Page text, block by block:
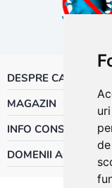
DESPRE CALOR
MAGAZIN
INFO CONSUMATOR
DOMENII ACTIVITATE